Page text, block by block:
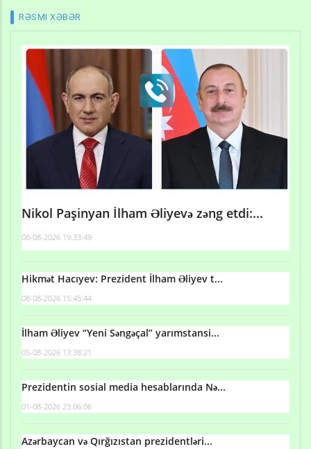
RƏSMI XƏBƏR
Nikol Paşinyan İlham Əliyevə zəng etdi:...
08-08-2026 19:33:49
Hikmət Hacıyev: Prezident İlham Əliyev t...
08-08-2026 15:45:44
İlham Əliyev “Yeni Səngəçal” yarımstansi...
05-08-2026 13:38:21
Prezidentin sosial media hesablarında Nə...
01-08-2026 23:06:06
Azərbaycan və Qırğızıstan prezidentləri...